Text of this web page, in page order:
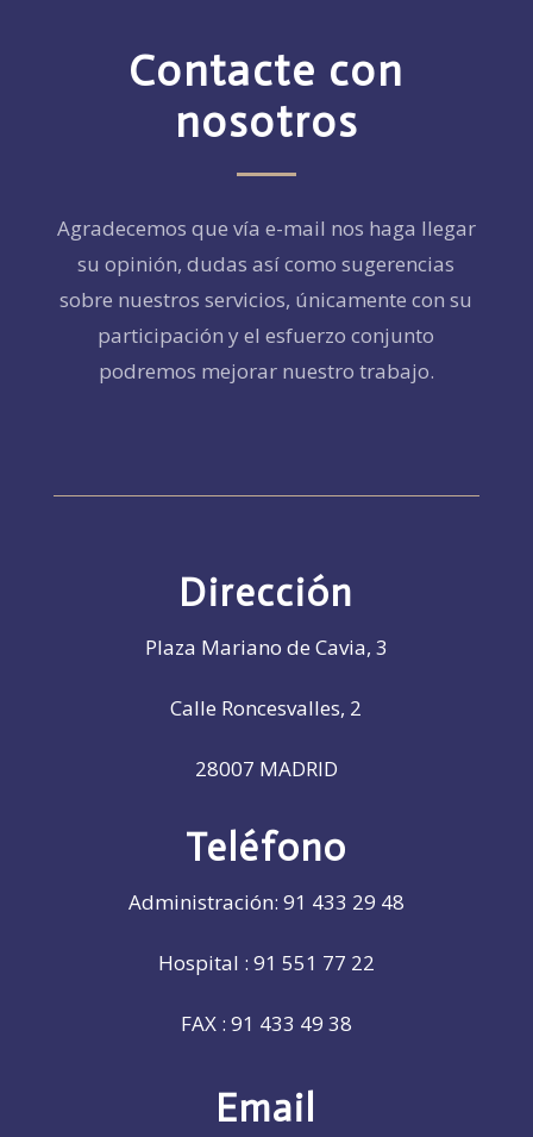
Contacte con
nosotros
Agradecemos que vía e-mail nos haga llegar
su opinión, dudas así como sugerencias
sobre nuestros servicios, únicamente con su
participación y el esfuerzo conjunto
podremos mejorar nuestro trabajo.
Dirección
Plaza Mariano de Cavia, 3
Calle Roncesvalles, 2
28007 MADRID
Teléfono
Administración: 91 433 29 48
Hospital : 91 551 77 22
FAX : 91 433 49 38
Email